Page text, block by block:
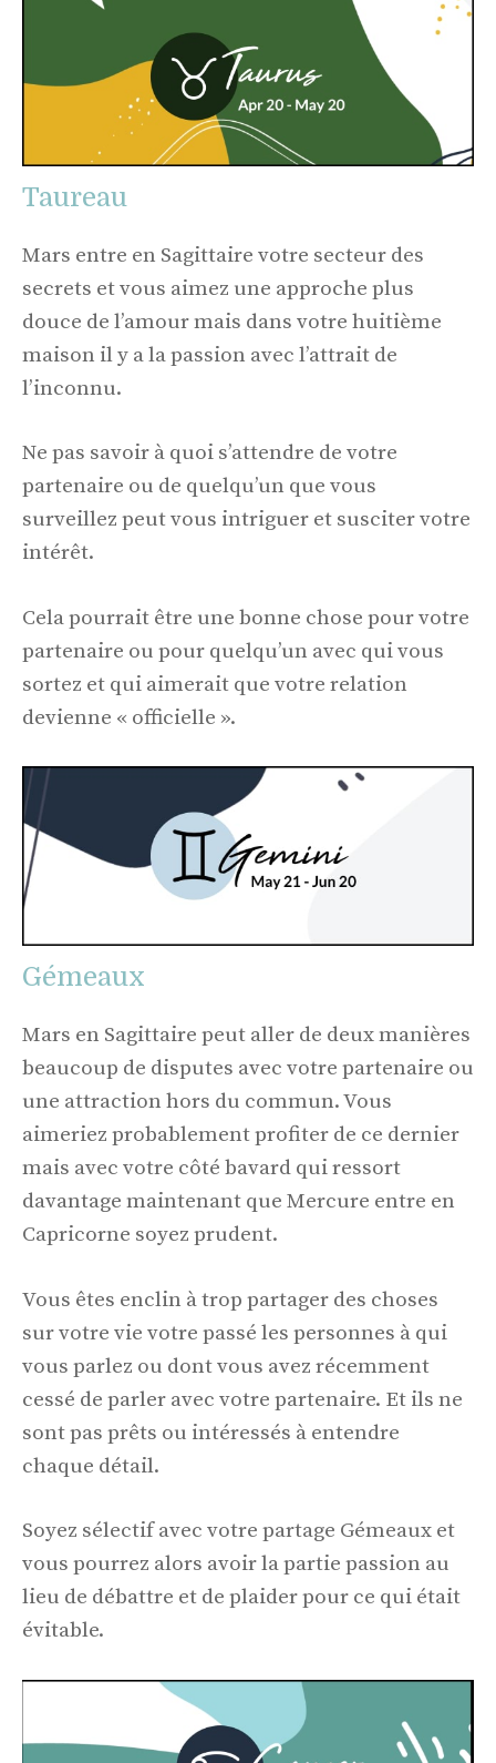
Taureau
Mars entre en Sagittaire votre secteur des
secrets et vous aimez une approche plus
douce de l’amour mais dans votre huitième
maison il y a la passion avec l’attrait de
l’inconnu.
Ne pas savoir à quoi s’attendre de votre
partenaire ou de quelqu’un que vous
surveillez peut vous intriguer et susciter votre
intérêt.
Cela pourrait être une bonne chose pour votre
partenaire ou pour quelqu’un avec qui vous
sortez et qui aimerait que votre relation
devienne « officielle ».
Gémeaux
Mars en Sagittaire peut aller de deux manières
beaucoup de disputes avec votre partenaire ou
une attraction hors du commun. Vous
aimeriez probablement profiter de ce dernier
mais avec votre côté bavard qui ressort
davantage maintenant que Mercure entre en
Capricorne soyez prudent.
Vous êtes enclin à trop partager des choses
sur votre vie votre passé les personnes à qui
vous parlez ou dont vous avez récemment
cessé de parler avec votre partenaire. Et ils ne
sont pas prêts ou intéressés à entendre
chaque détail.
Soyez sélectif avec votre partage Gémeaux et
vous pourrez alors avoir la partie passion au
lieu de débattre et de plaider pour ce qui était
évitable.